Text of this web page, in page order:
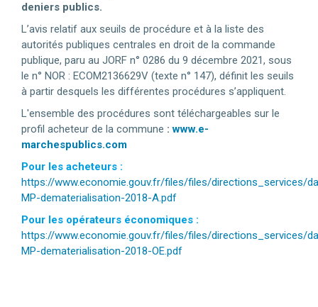
deniers publics.
L’avis relatif aux seuils de procédure et à la liste des
autorités publiques centrales en droit de la commande
publique, paru au JORF n° 0286 du 9 décembre 2021, sous
le n° NOR : ECOM2136629V (texte n° 147), définit les seuils
à partir desquels les différentes procédures s’appliquent.
L'ensemble des procédures sont téléchargeables sur le
profil acheteur de la commune :www.e-
marchespublics.com
Pour les acheteurs :
https://www.economie.gouv.fr/files/files/directions_services/
MP-dematerialisation-2018-A.pdf
Pour les opérateurs économiques :
https://www.economie.gouv.fr/files/files/directions_services/
MP-dematerialisation-2018-OE.pdf